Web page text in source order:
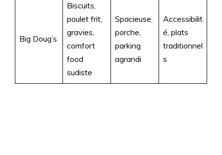
Big Doug’s
Biscuits,
poulet frit,
gravies,
comfort
food
sudiste
Spacieuse,
porche,
parking
agrandi
Accessibilit
é, plats
traditionnel
s